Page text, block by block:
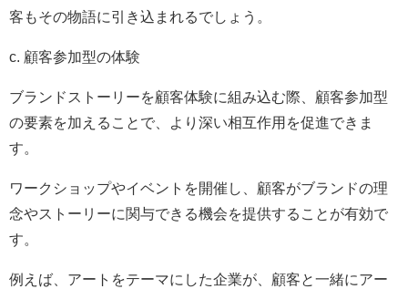
客もその物語に引き込まれるでしょう。
c. 顧客参加型の体験
ブランドストーリーを顧客体験に組み込む際、顧客参加型
の要素を加えることで、より深い相互作用を促進できま
す。
ワークショップやイベントを開催し、顧客がブランドの理
念やストーリーに関与できる機会を提供することが有効で
す。
例えば、アートをテーマにした企業が、顧客と一緒にアー